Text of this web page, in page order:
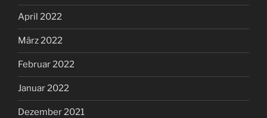
April 2022
März 2022
Februar 2022
Januar 2022
Dezember 2021